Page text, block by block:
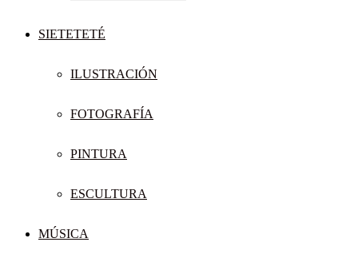
SIETETETÉ
ILUSTRACIÓN
FOTOGRAFÍA
PINTURA
ESCULTURA
MÚSICA